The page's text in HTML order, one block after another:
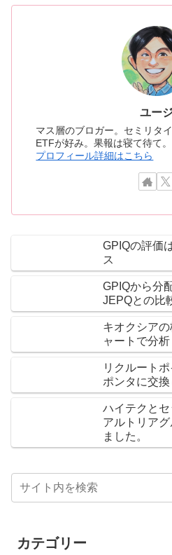
ユー
マス層のブロガー。セミリタ
ETFが好み。果報は寝て待て。
プロフィール詳細はこちら
GPIQの評価
ス
GPIQから分
JEPQとの比
キオクシア
ャートで分析
リクルート
ポンタに交換
ハイテクと
アルトリア
ました。
カテゴリー